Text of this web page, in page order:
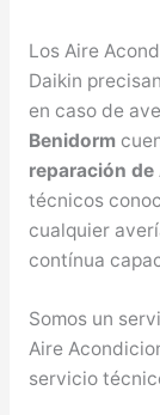
Los Aire
Daikin
en caso de
Benidorm
reparación
técnicos
cualquier
contínua
Somos un
Aire
servicio